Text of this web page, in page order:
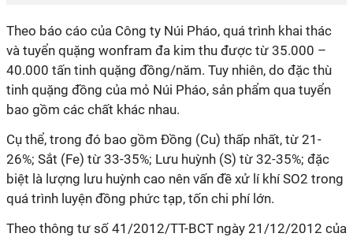
Theo báo cáo của Công ty Núi Pháo, quá trình khai thác
và tuyển quặng wonfram đa kim thu được từ 35.000 –
40.000 tấn tinh quặng đồng/năm. Tuy nhiên, do đặc thù
tinh quặng đồng của mỏ Núi Pháo, sản phẩm qua tuyển
bao gồm các chất khác nhau.
Cụ thể, trong đó bao gồm Đồng (Cu) thấp nhất, từ 21-
26%; Sắt (Fe) từ 33-35%; Lưu huỳnh (S) từ 32-35%; đặc
biệt là lượng lưu huỳnh cao nên vấn đề xử lí khí SO2 trong
quá trình luyện đồng phức tạp, tốn chi phí lớn.
Theo thông tư số 41/2012/TT-BCT ngày 21/12/2012 của